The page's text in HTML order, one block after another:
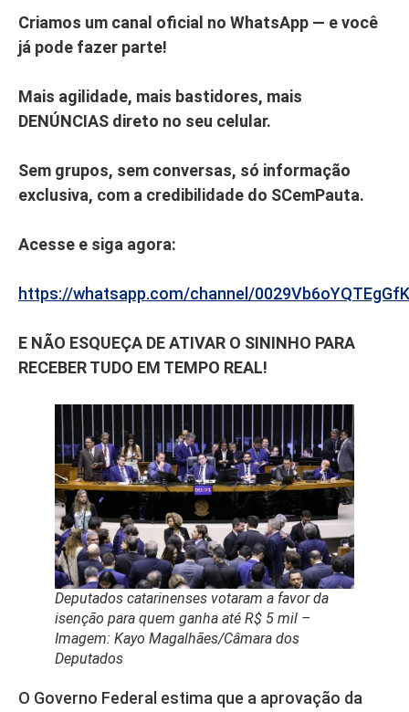
Criamos um canal oficial no WhatsApp — e você
já pode fazer parte!
Mais agilidade, mais bastidores, mais
DENÚNCIAS direto no seu celular.
Sem grupos, sem conversas, só informação
exclusiva, com a credibilidade do SCemPauta.
Acesse e siga agora:
https://whatsapp.com/channel/
E NÃO ESQUEÇA DE ATIVAR O SININHO PARA
RECEBER TUDO EM TEMPO REAL!
Deputados catarinenses votaram a favor da
isenção para quem ganha até R$ 5 mil –
Imagem: Kayo Magalhães/Câmara dos
Deputados
O Governo Federal estima que a aprovação da